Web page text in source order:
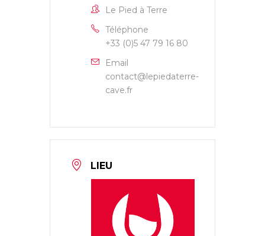
Le Pied à Terre
Téléphone
+33 (0)5 47 79 16 80
Email
contact@lepiedaterre-
cave.fr
LIEU